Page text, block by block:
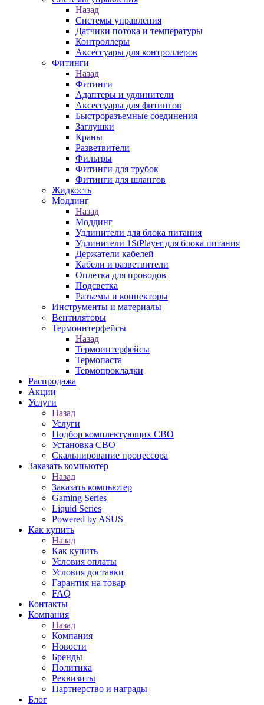
Назад
Системы управления
Датчики потока и температуры
Контроллеры
Аксессуары для контроллеров
Фитинги
Назад
Фитинги
Адаптеры и удлинители
Аксессуары для фитингов
Быстроразъемные соединения
Заглушки
Краны
Разветвители
Фильтры
Фитинги для трубок
Фитинги для шлангов
Жидкость
Моддинг
Назад
Моддинг
Удлинители для блока питания
Удлинители 1StPlayer для блока питания
Держатели кабелей
Кабели и разветвители
Оплетка для проводов
Подсветка
Разъемы и коннекторы
Инструменты и материалы
Вентиляторы
Термоинтерфейсы
Назад
Термоинтерфейсы
Термопаста
Термопрокладки
Распродажа
Акции
Услуги
Назад
Услуги
Подбор комплектующих СВО
Установка СВО
Скальпирование процессора
Заказать компьютер
Назад
Заказать компьютер
Gaming Series
Liquid Series
Powered by ASUS
Как купить
Назад
Как купить
Условия оплаты
Условия доставки
Гарантия на товар
FAQ
Контакты
Компания
Назад
Компания
Новости
Бренды
Политика
Реквизиты
Партнерство и награды
Блог